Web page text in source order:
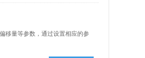
移量等参数，通过设置相应的参